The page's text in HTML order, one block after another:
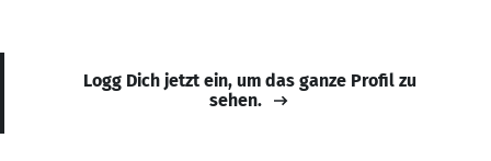
Logg Dich jetzt ein, um das ganze Profil zu
sehen.